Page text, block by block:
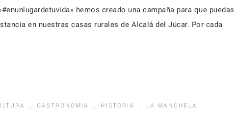
hemos creado una campaña para que puedas
en nuestras casas rurales de Alcalá del Júcar. Por cada
, GASTRONOMIA , HISTORIA , LA MANCHELA